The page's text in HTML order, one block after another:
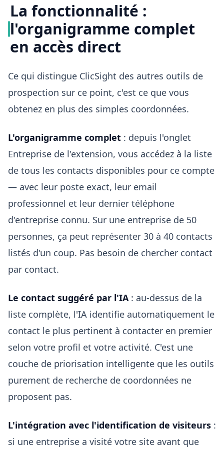
La fonctionnalité :
l'organigramme complet
en accès direct
Ce qui distingue ClicSight des autres outils de
prospection sur ce point, c'est ce que vous
obtenez en plus des simples coordonnées.
L'organigramme complet : depuis l'onglet
Entreprise de l'extension, vous accédez à la liste
de tous les contacts disponibles pour ce compte
— avec leur poste exact, leur email
professionnel et leur dernier téléphone
d'entreprise connu. Sur une entreprise de 50
personnes, ça peut représenter 30 à 40 contacts
listés d'un coup. Pas besoin de chercher contact
par contact.
Le contact suggéré par l'IA: au-dessus de la
liste complète, l'IA identifie automatiquement le
contact le plus pertinent à contacter en premier
selon votre profil et votre activité. C'est une
couche de priorisation intelligente que les outils
purement de recherche de coordonnées ne
proposent pas.
L'intégration avec l'identification de visiteurs :
si une entreprise a visité votre site avant que